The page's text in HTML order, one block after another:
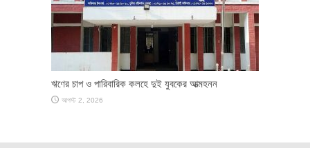
ঋণের চাপ ও পারিবারিক কলহে দুই যুবকের আত্মহনন
আগস্ট 2, 2026